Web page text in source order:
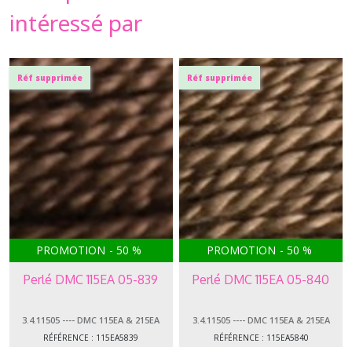
intéressé par
Réf supprimée
PROMOTION - 50 %
Perlé DMC 115EA 05-839
3.4.11505 ---- DMC 115EA & 215EA
PERLÉ 05
RÉFÉRENCE : 115EA5839
Réf supprimée
PROMOTION - 50 %
Perlé DMC 115EA 05-840
3.4.11505 ---- DMC 115EA & 215EA
PERLÉ 05
RÉFÉRENCE : 115EA5840